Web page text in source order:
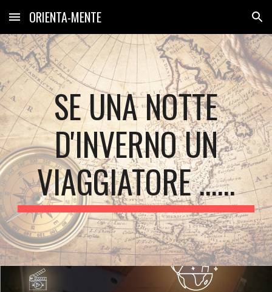
Skip to main content Skip to navigation
ORIENTA-MENTE
SE UNA NOTTE
D'INVERNO UN
VIAGGIATORE......